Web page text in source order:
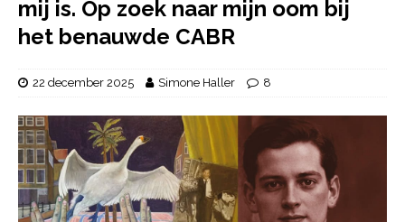
mij is. Op zoek naar mijn oom bij
het benauwde CABR
22 december 2025 Simone Haller 8